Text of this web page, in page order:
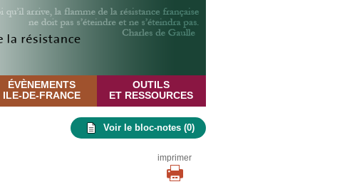
ÉVÈNEMENTS
ILE-DE-FRANCE
OUTILS
ET RESSOURCES
Voir le bloc-notes (0)
imprimer